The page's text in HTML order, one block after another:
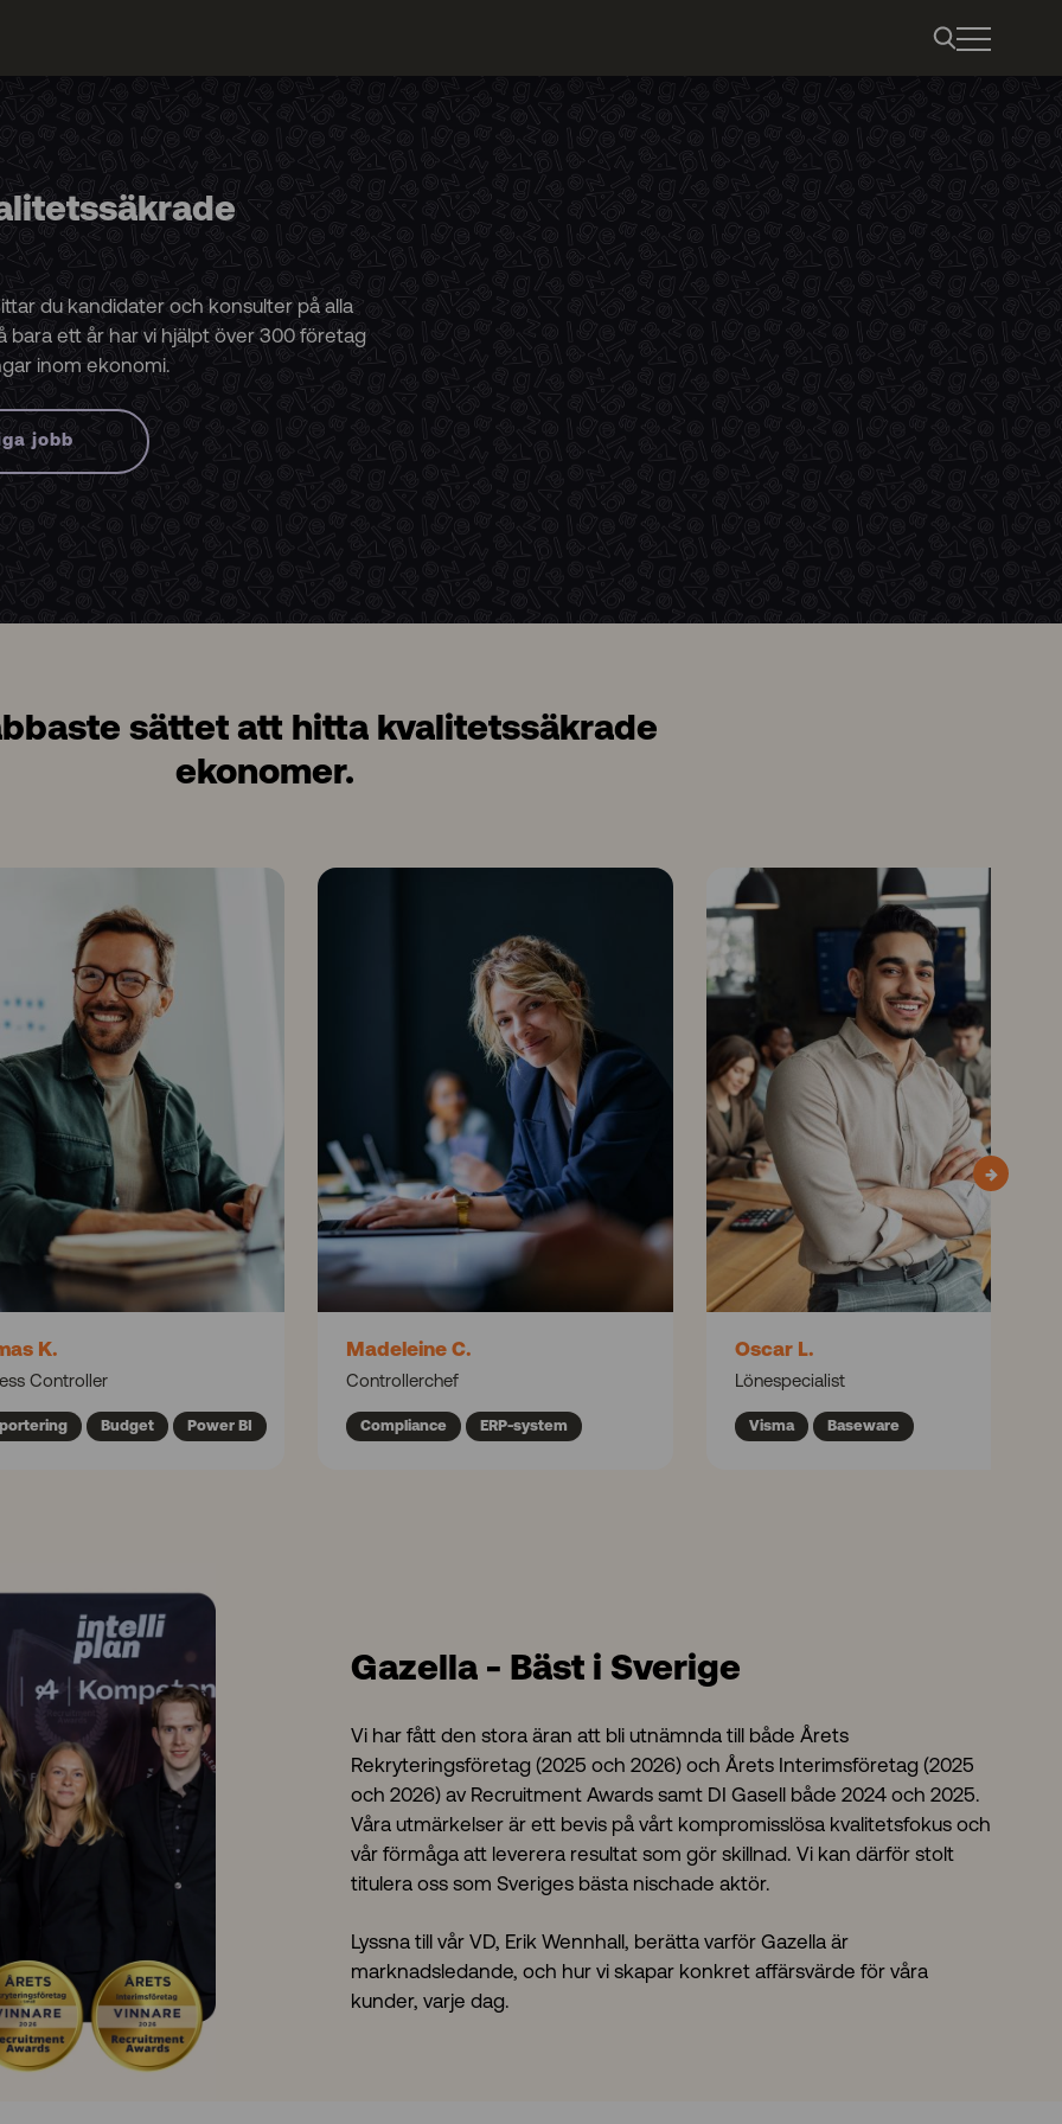
du kandidater och konsulter på alla
bara ett år har vi hjälpt över 300 företag
inom ekonomi.
jobb
sättet att hitta kvalitetssäkrade
ekonomer.
→
K.
Controller
Budget Power BI
Madeleine C.
Controllerchef
Compliance ERP-system
Oscar L.
Lönespecialist
Visma Baseware
Gazella - Bäst i Sverige
Vi har fått den stora äran att bli utnämnda till både Årets
Rekryteringsföretag (2025 och 2026) och Årets Interimsföretag (2025
och 2026) av Recruitment Awards samt DI Gasell både 2024 och 2025.
Våra utmärkelser är ett bevis på vårt kompromisslösa kvalitetsfokus och
vår förmåga att leverera resultat som gör skillnad. Vi kan därför stolt
titulera oss som Sveriges bästa nischade aktör.
Lyssna till vår VD, Erik Wennhall, berätta varför Gazella är
marknadsledande, och hur vi skapar konkret affärsvärde för våra
kunder, varje dag.